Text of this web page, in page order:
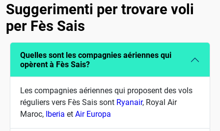
Suggerimenti per trovare voli
per Fès Sais
Quelles sont les compagnies aériennes qui
opèrent à Fès Sais?
Les compagnies aériennes qui proposent des vols
réguliers vers Fès Sais sont Ryanair, Royal Air
Maroc, Iberia et Air Europa